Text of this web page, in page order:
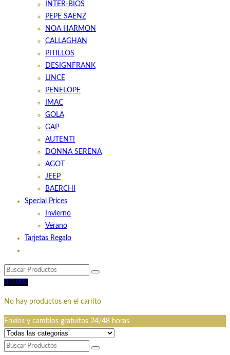
INTER-BIOS
PEPE SAENZ
NOA HARMON
CALLAGHAN
PITILLOS
DESIGNFRANK
LINCE
PENELOPE
IMAC
GOLA
GAP
AUTENTI
DONNA SERENA
AGOT
JEEP
BAERCHI
Special Prices
Invierno
Verano
Tarjetas Regalo
0 0.00€
No hay productos en el carrito
Envíos y cambios gratuitos 24/48 horas